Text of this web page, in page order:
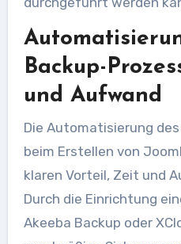
Backup-
und Aufwand
Die Automatisierung
beim Erstellen von
klaren Vorteil, Zeit und
Durch die Einrichtung
Akeeba Backup oder